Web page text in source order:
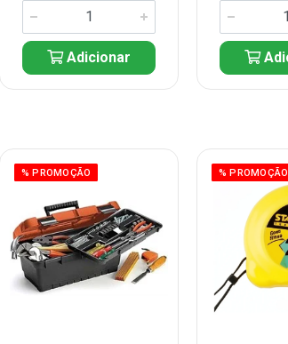
Adicionar
% PROMOÇÃO % PROMOÇÃO